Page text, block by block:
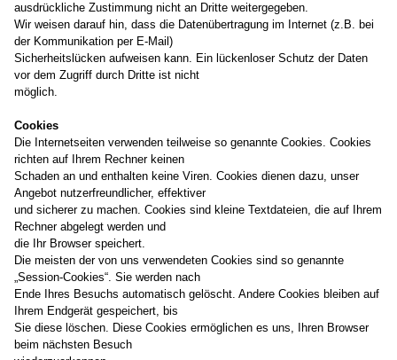
ausdrückliche Zustimmung nicht an Dritte weitergegeben.
Wir weisen darauf hin, dass die Datenübertragung im Internet (z.B. bei
der Kommunikation per E-Mail)
Sicherheitslücken aufweisen kann. Ein lückenloser Schutz der Daten
vor dem Zugriff durch Dritte ist nicht
möglich.
Cookies
Die Internetseiten verwenden teilweise so genannte Cookies. Cookies
richten auf Ihrem Rechner keinen
Schaden an und enthalten keine Viren. Cookies dienen dazu, unser
Angebot nutzerfreundlicher, effektiver
und sicherer zu machen. Cookies sind kleine Textdateien, die auf Ihrem
Rechner abgelegt werden und
die Ihr Browser speichert.
Die meisten der von uns verwendeten Cookies sind so genannte
„Session-Cookies“. Sie werden nach
Ende Ihres Besuchs automatisch gelöscht. Andere Cookies bleiben auf
Ihrem Endgerät gespeichert, bis
Sie diese löschen. Diese Cookies ermöglichen es uns, Ihren Browser
beim nächsten Besuch